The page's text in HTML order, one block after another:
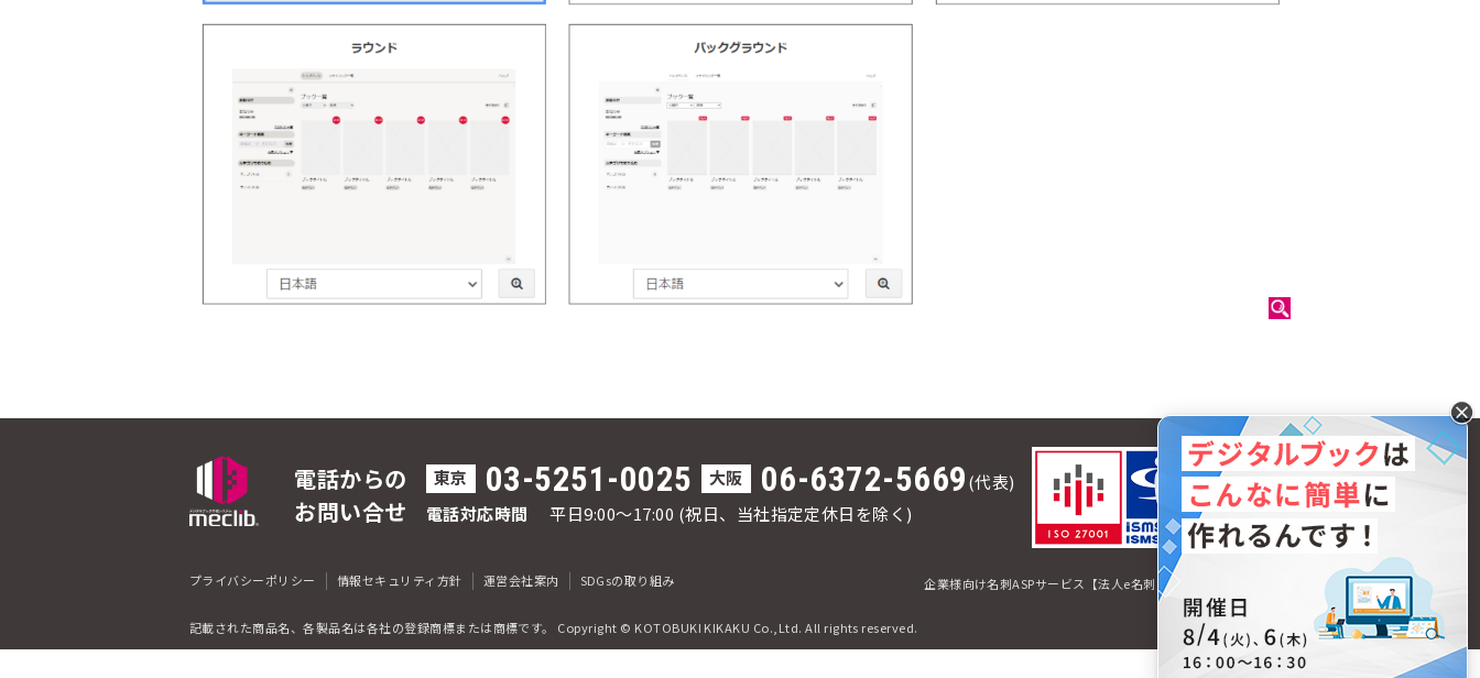
電話からの
お問い合せ
東京 03-5251-0025 大阪 06-6372-5669(代表)
電話対応時間
平日9:00～17:00 (祝日、当社指定定休日を除く)
プライバシーポリシー 情報セキュリティ方針 運営会社案内 SDGsの取り組み 企業様向け名刺ASPサービス【法人e名刺】
記載された商品名、各製品名は各社の登録商標または商標です。 Copyright © KOTOBUKI KIKAKU Co.,Ltd. All rights reserved.